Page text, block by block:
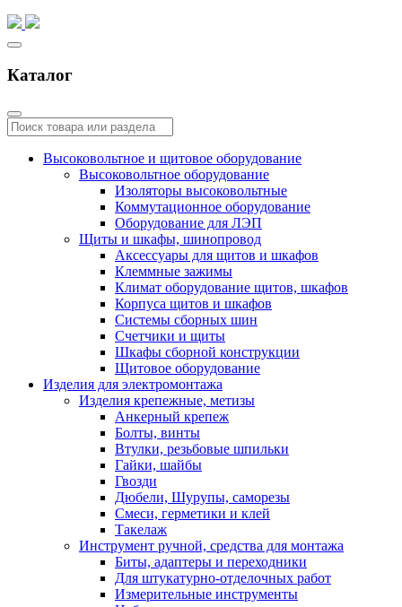
Каталог
Высоковольтное и щитовое оборудование
Высоковольтное оборудование
Изоляторы высоковольтные
Коммутационное оборудование
Оборудование для ЛЭП
Щиты и шкафы, шинопровод
Аксессуары для щитов и шкафов
Клеммные зажимы
Климат оборудование щитов, шкафов
Корпуса щитов и шкафов
Системы сборных шин
Счетчики и щиты
Шкафы сборной конструкции
Щитовое оборудование
Изделия для электромонтажа
Изделия крепежные, метизы
Анкерный крепеж
Болты, винты
Втулки, резьбовые шпильки
Гайки, шайбы
Гвозди
Дюбели, Шурупы, саморезы
Смеси, герметики и клей
Такелаж
Инструмент ручной, средства для монтажа
Биты, адаптеры и переходники
Для штукатурно-отделочных работ
Измерительные инструменты